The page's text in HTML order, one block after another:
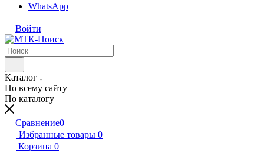
WhatsApp
Войти
Каталог
По всему сайту
По каталогу
Сравнение0
Избранные товары 0
Корзина 0